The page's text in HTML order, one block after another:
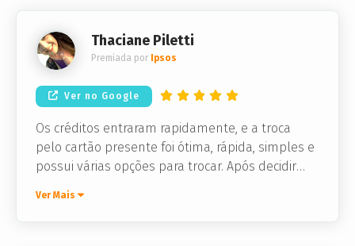
Thaciane Piletti
Premiada por Ipsos
Ver no Google
Os créditos entraram rapidamente, e a troca
pelo cartão presente foi ótima, rápida, simples e
possui várias opções para trocar. Após decidir
Ver Mais